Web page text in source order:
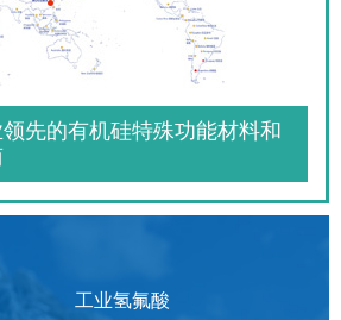
先的有机硅特殊功能材料和
工业氢氟酸